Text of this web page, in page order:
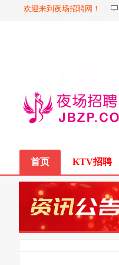
欢迎来到夜场招聘网！
首页 KTV招聘